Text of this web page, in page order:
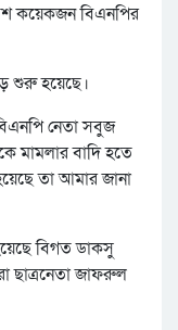
কয়েকজন বিএনপির
শুরু হয়েছে।
নেতা সবুজ
মামলার বাদি হতে
তা আমার জানা
বিগত ডাকসু
ছাত্রনেতা জাফরুল